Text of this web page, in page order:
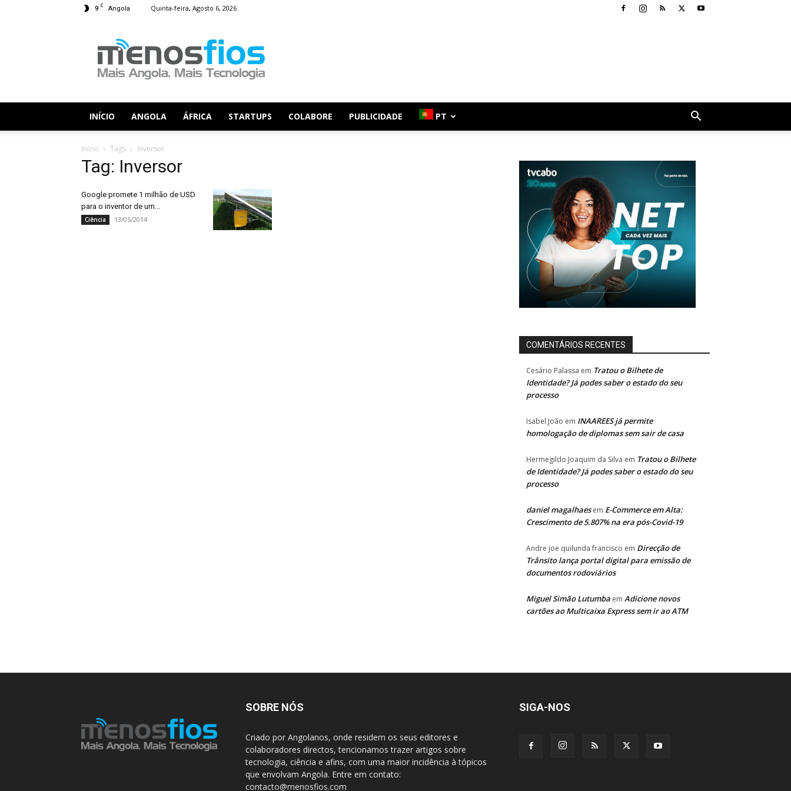
9 C Angola Quinta-feira, Agosto 6, 2026
Fios
INÍCIO ANGOLA ÁFRICA STARTUPS COLABORE PUBLICIDADE PT
Início Tags Inversor
Tag: Inversor
Google promete 1 milhão de USD
para o inventor de um...
Ciência 13/05/2014
COMENTÁRIOS RECENTES
Cesário Palassa em Tratou o Bilhete de
Identidade? Já podes saber o estado do seu
processo
Isabel João em INAAREES já permite
homologação de diplomas sem sair de casa
Hermegildo Joaquim da Silva em Tratou o Bilhete
de Identidade? Já podes saber o estado do seu
processo
daniel magalhaesem E-Commerce em Alta:
Crescimento de 5.807% na era pós-Covid-19
Andre joe quilunda francisco em Direcção de
Trânsito lança portal digital para emissão de
documentos rodoviários
Miguel Simão Lutumba em Adicione novos
cartões ao Multicaixa Express sem ir ao ATM
SOBRE NÓS
Criado por Angolanos, onde residem os seus editores e
colaboradores directos, tencionamos trazer artigos sobre
tecnologia, ciência e afins, com uma maior incidência à tópicos
que envolvam Angola. Entre em contato:
contacto@menosfios.com
SIGA-NOS